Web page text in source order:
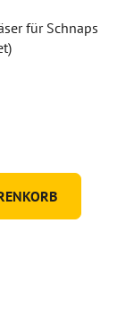
für Schnaps